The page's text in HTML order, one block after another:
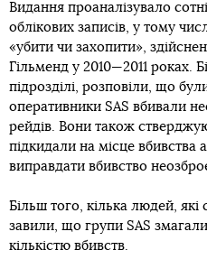
Видання проаналізувало
облікових записів, у тому
«убити чи захопити»,
Гільменд у 2010—2011 роках.
підрозділі, розповіли, що
оперативники SAS вбивали
рейдів. Вони також
підкидали на місце вбивства
виправдати вбивство
Більш того, кілька людей,
завили, що групи SAS
кількістю вбивств.